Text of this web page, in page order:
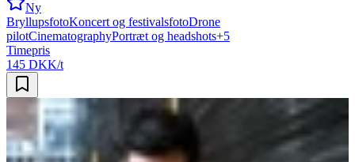
Ny
BryllupsfotoKoncert og festivalsfotoDrone
pilotCinematographyPortræt og headshots+5
Timepris
145 DKK/t